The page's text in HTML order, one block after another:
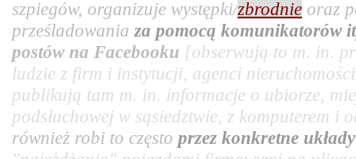
szpiegów, organizuje występki/zbrodnie oraz
prześladowania za pomocą komunikatorów
postów na Facebooku [obserwują to m. in.
ludzie z firm i instytucji, agenci
publikują tam m. in. informacje o ubiorze,
podsłuchowej w sąsiedztwie, z komputerem
również robi to często przez konkretne